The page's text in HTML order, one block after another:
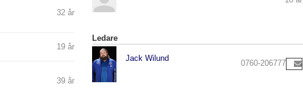
32 år
19 år
39 år
Ledare
Jack Wilund
0760-206777